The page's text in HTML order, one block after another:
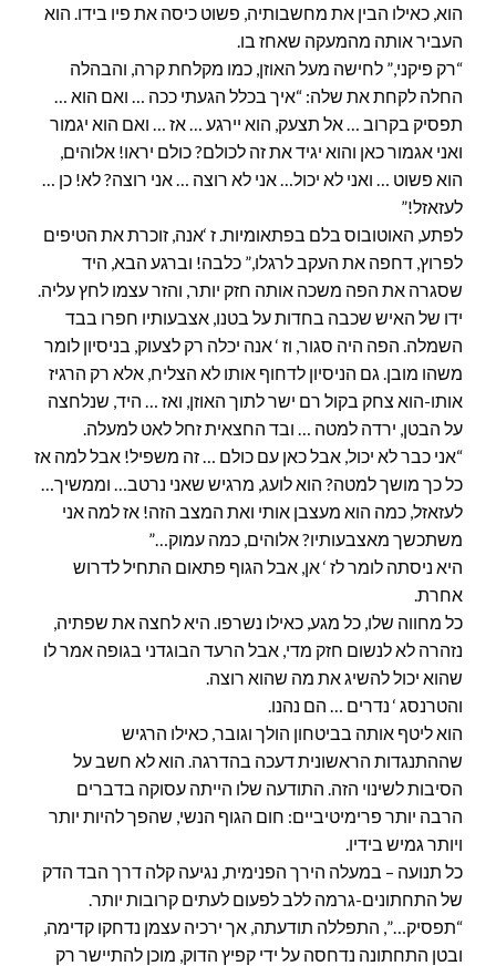
הוא, כאילו הבין את מחשבותיה, פשוט כיסה את פיו בידו. הוא
העביר אותה מהמעקה שאחז בו.
“רק פיקני,” לחישה מעל האוזן, כמו מקלחת קרה, והבהלה
החלה לקחת את שלה: “איך בכלל הגעתי ככה … ואם הוא …
תפסיק בקרוב … אל תצעק, הוא יירגע … אז … ואם הוא יגמור
ואני אגמור כאן והוא יגיד את זה לכולם? כולם יראו! אלוהים,
הוא פשוט … ואני לא יכול… אני לא רוצה … אני רוצה? לא! כן …
לעזאזל!”
לפתע, האוטובוס בלם בפתאומיות. ז ‘אנה, זוכרת את הטיפים
לפרוץ, דחפה את העקב לרגלו,” כלבה! וברגע הבא, היד
שסגרה את הפה משכה אותה חזק יותר, והזר עצמו לחץ עליה.
ידו של האיש שכבה בחדות על בטנו, אצבעותיו חפרו בבד
השמלה. הפה היה סגור, וז ‘ אנה יכלה רק לצעוק, בניסיון לומר
משהו מובן. גם הניסיון לדחוף אותו לא הצליח, אלא רק הרגיז
אותו-הוא צחק בקול רם ישר לתוך האוזן, ואז … היד, שנלחצה
על הבטן, ירדה למטה … ובד החצאית זחל לאט למעלה.
“אני כבר לא יכול, אבל כאן עם כולם … זה משפיל! אבל למה אז
כל כך מושך למטה? הוא לועג, מרגיש שאני נרטב… וממשיך…
לעזאזל, כמה הוא מעצבן אותי ואת המצב הזה! אז למה אני
משתכשך מאצבעותיו? אלוהים, כמה עמוק…”
היא ניסתה לומר לז ‘ אן, אבל הגוף פתאום התחיל לדרוש
אחרת.
כל מחווה שלו, כל מגע, כאילו נשרפו. היא לחצה את שפתיה,
נזהרה לא לנשום חזק מדי, אבל הרעד הבוגדני בגופה אמר לו
שהוא יכול להשיג את מה שהוא רוצה.
והטרנסג ‘ נדרים … הם נהנו.
הוא ליטף אותה בביטחון הולך וגובר, כאילו הרגיש
שההתנגדות הראשונית דעכה בהדרגה. הוא לא חשב על
הסיבות לשינוי הזה. התודעה שלו הייתה עסוקה בדברים
הרבה יותר פרימיטיביים: חום הגוף הנשי, שהפך להיות יותר
ויותר גמיש בידיו.
כל תנועה – במעלה הירך הפנימית, נגיעה קלה דרך הבד הדק
של התחתונים-גרמה ללב לפעום לעתים קרובות יותר.
“תפסיק…”, התפללה תודעתה, אך ירכיה עצמן נדחקו קדימה,
ובטן התחתונה נדחסה על ידי קפיץ הדוק, מוכן להתיישר רק